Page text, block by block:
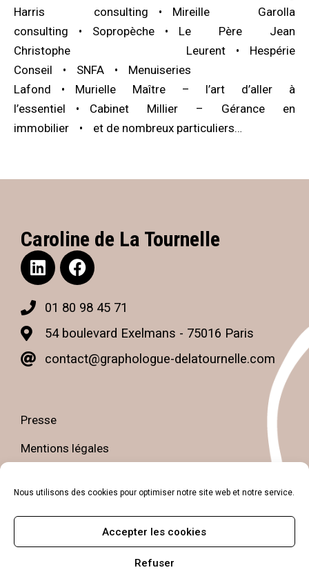
Nous utilisons des cookies pour optimiser notre site web et notre service.
Accepter les cookies
Refuser
Harris consulting
Mireille Garolla
consulting
Sopropèche
Le Père Jean
Christophe Leurent
Hespérie
Conseil
SNFA
Menuiseries
Lafond
Murielle Maître – l’art d’aller à
l’essentiel
Cabinet Millier – Gérance en
immobilier
et de nombreux particuliers…
Caroline de La Tournelle
01 80 98 45 71
54 boulevard Exelmans - 75016 Paris
contact@graphologue-delatournelle.com
Presse
Mentions légales